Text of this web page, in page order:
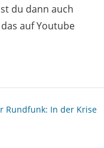
du dann auch
auf Youtube
Rundfunk: In der Krise